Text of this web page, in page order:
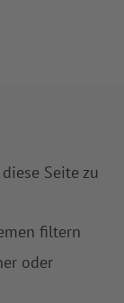
Seite zu
filtern
oder